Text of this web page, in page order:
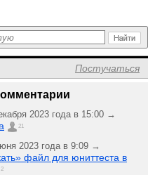
Постучаться
2023 года в 15:00 →
21
2023 года в 9:09 →
файл для юниттеста в
2